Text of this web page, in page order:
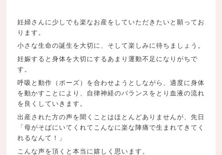
妊婦さんに少しでも楽なお産をしていただきたいと願ってお
ります。
小さな生命の誕生を大切に、そして楽しみに待ちましょう。
妊娠すると身体を大切にするあまり運動不足になりがちで
す。
呼吸と動作（ポーズ）を合わせようとしながら、 適度に身体
を動かすことにより、自律神経のバランスをとり血液の流れ
を 良くしていきます。
出産された方の声を聞くことはほとんどありませんが、 先日
「母がそばにいてくれてこんなに楽な陣痛で生まれてきてく
れるなんて！」
こんな声を頂くと本当に嬉しく思います。